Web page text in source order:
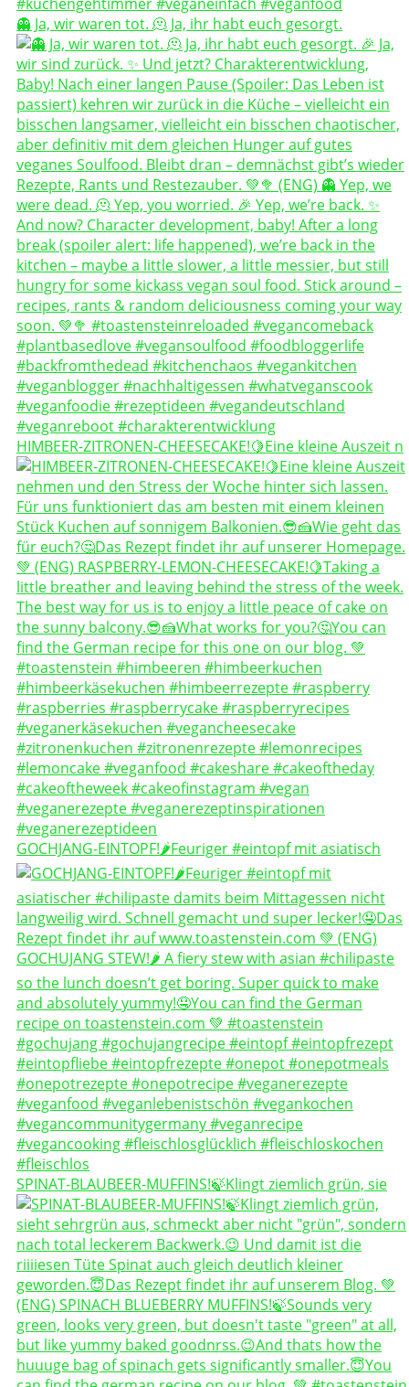
👻 Ja, wir waren tot. 🫠 Ja, ihr habt euch gesorgt.
HIMBEER-ZITRONEN-CHEESECAKE!🍋Eine kleine Auszeit n
GOCHJANG-EINTOPF!🌶️Feuriger #eintopf mit asiatisch
SPINAT-BLAUBEER-MUFFINS!🍃Klingt ziemlich grün, sie